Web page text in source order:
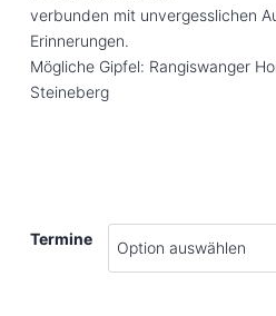
verbunden mit unvergesslichen
Erinnerungen.
Mögliche Gipfel: Rangiswanger
Steineberg
Termine